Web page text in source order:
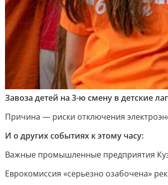
Завоза детей на 3-ю смену в детские
Причина — риски отключения
И о других событиях к этому часу:
Важные промышленные предприятия
Еврокомиссия «серьезно озабочена»